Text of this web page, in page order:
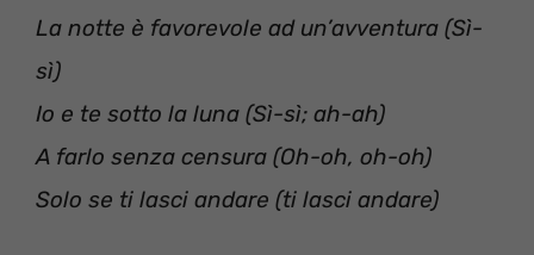
La notte è favorevole ad un’avventura (Sì-
sì)
Io e te sotto la luna (Sì-sì; ah-ah)
A farlo senza censura (Oh-oh, oh-oh)
Solo se ti lasci andare (ti lasci andare)